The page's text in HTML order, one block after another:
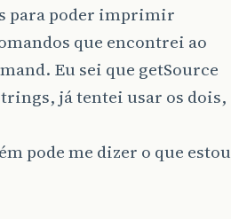
para poder imprimir
que encontrei ao
Eu sei que getSource
já tentei usar os dois,
pode me dizer o que estou